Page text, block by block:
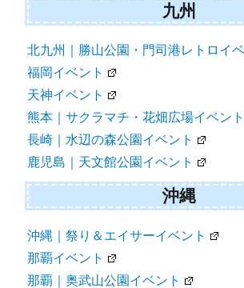
九州
北九州｜勝山公園・門司港レトロイ
福岡イベント
天神イベント
熊本｜サクラマチ・花畑広場イベント
長崎｜水辺の森公園イベント
鹿児島｜天文館公園イベント
沖縄
沖縄｜祭り＆エイサーイベント
那覇イベント
那覇｜奥武山公園イベント